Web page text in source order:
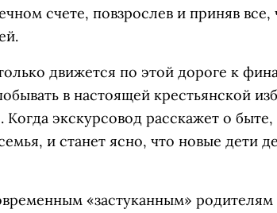
счете, повзрослев и приняв
движется по этой дороге к
в настоящей крестьянской
экскурсовод расскажет о
и станет ясно, что новые дети
«застуканным» родителям